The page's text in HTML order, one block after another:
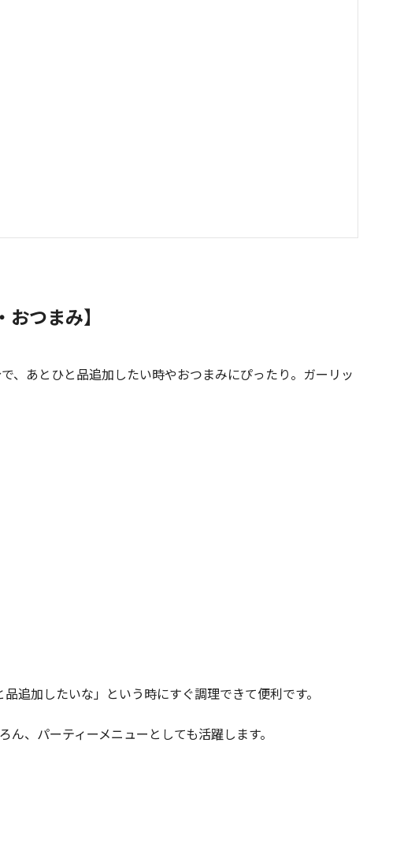
つまみ】
、あとひと品追加したい時やおつまみにぴったり。ガーリッ
追加したいな」という時にすぐ調理できて便利です。
、パーティーメニューとしても活躍します。